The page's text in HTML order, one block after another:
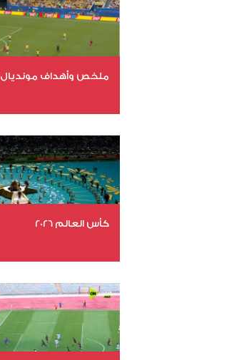
ملخص وأهداف مونديال 2026
عدد المشاهدات 5158
كأس العالم 2026
عدد المشاهدات 11209